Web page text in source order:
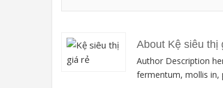
About Kệ siêu thị
Author Description
fermentum, mollis in,